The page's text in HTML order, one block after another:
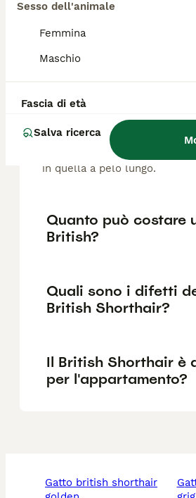
Sesso dell'animale
Femmina
Maschio
Fascia di età
Salva ricerca
FAQ
Qual è il paese di
Il gatto British ha origini nelle
britanniche, dove si è
distinta sia nella versione a
in quella a pelo lungo.
Quanto può costare
British?
Quali sono i difetti
British Shorthair?
Il British Shorthair è
per l'appartamento?
gatto british shorthair
gatto british shorthair